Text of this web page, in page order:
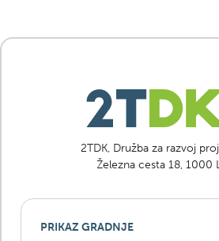
2TDK, Družba za razvoj
Železna cesta 18, 1000
PRIKAZ GRADNJE